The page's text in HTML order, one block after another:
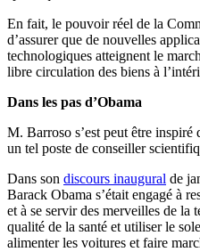
En fait, le pouvoir réel de la
d’assurer que de nouvelles
technologiques atteignent le
libre circulation des biens à
Dans les pas d’Obama
M. Barroso s’est peut être
un tel poste de conseiller
Dans son discours inaugural de
Barack Obama s’était engagé à
et à se servir des merveilles de la
qualité de la santé et utiliser le
alimenter les voitures et faire